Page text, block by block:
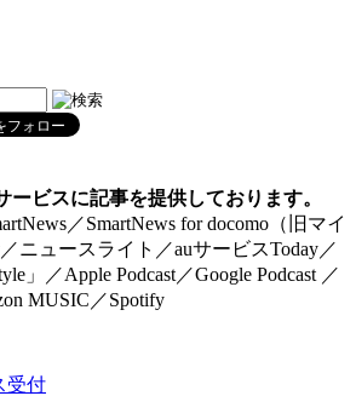
ービスに記事を提供しております。
／SmartNews for docomo（旧マイ
ニュースライト／auサービスToday／
」／Apple Podcast／Google Podcast ／
MUSIC／Spotify
受付